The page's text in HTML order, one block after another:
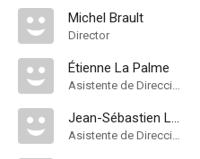
Michel Brault
Director
Étienne La Palme
Asistente de Dirección
Jean-Sébastien Lord
Asistente de Dirección